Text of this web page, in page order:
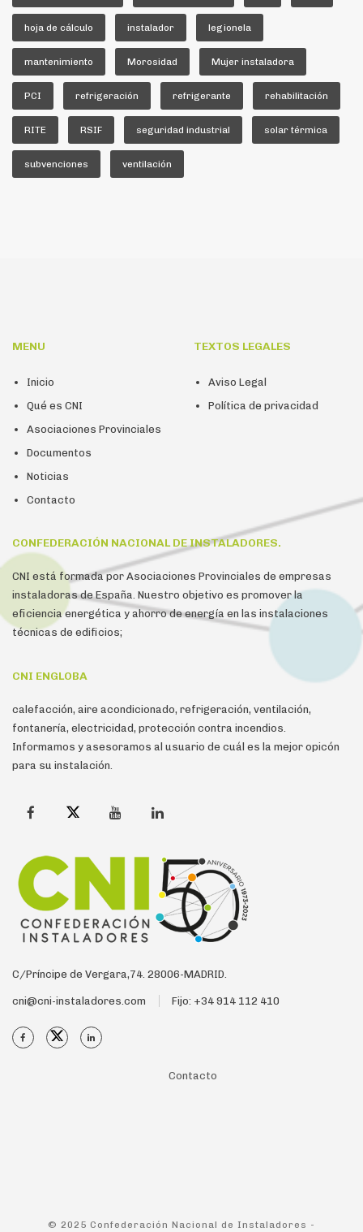
hoja de cálculo instalador legionela
mantenimiento Morosidad Mujer instaladora
PCI refrigeración refrigerante rehabilitación
RITE RSIF seguridad industrial solar térmica
subvenciones ventilación
MENU
Inicio
Qué es CNI
Asociaciones Provinciales
Documentos
Noticias
Contacto
TEXTOS LEGALES
Aviso Legal
Política de privacidad
CONFEDERACIÓN NACIONAL DE INSTALADORES.
CNI está formada por Asociaciones Provinciales de empresas
instaladoras de España. Nuestro objetivo es promover la
eficiencia energética y ahorro de energía en las instalaciones
técnicas de edificios;
CNI ENGLOBA
calefacción, aire acondicionado, refrigeración, ventilación,
fontanería, electricidad, protección contra incendios.
Informamos y asesoramos al usuario de cuál es la mejor opicón
para su instalación.
C/Príncipe de Vergara,74. 28006-MADRID.
cni@cni-instaladores.com Fijo: +34 914 112 410
Contacto
© 2025 Confederación Nacional de Instaladores -